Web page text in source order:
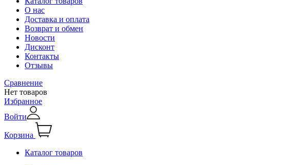
О нас
Доставка и оплата
Возврат и обмен
Новости
Дисконт
Контакты
Отзывы
Сравнение
Нет товаров
Избранное
Войти
Корзина
Каталог товаров